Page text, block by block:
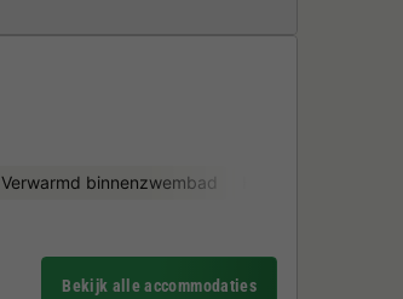
Verwarmd binnenzwembad
Bekijk alle accommodaties